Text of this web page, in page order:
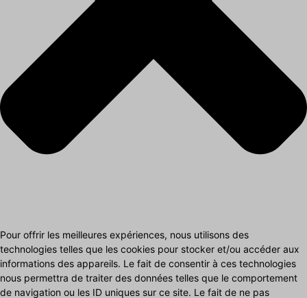
Pour offrir les meilleures expériences, nous utilisons des
technologies telles que les cookies pour stocker et/ou accéder aux
informations des appareils. Le fait de consentir à ces technologies
nous permettra de traiter des données telles que le comportement
de navigation ou les ID uniques sur ce site. Le fait de ne pas